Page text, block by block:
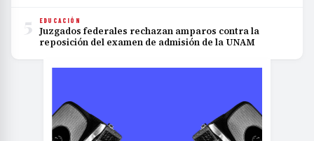
5 EDUCACIÓN
Juzgados federales rechazan amparos contra la
reposición del examen de admisión de la UNAM